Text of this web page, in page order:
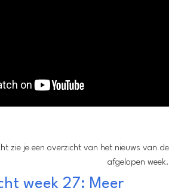
zie je een overzicht van het nieuws van de
afgelopen week.
week 27: Meer